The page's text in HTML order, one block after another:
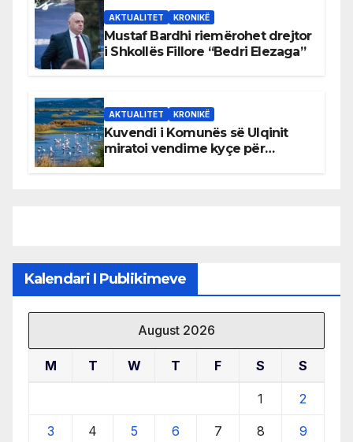
AKTUALITET KRONIKË
Mustaf Bardhi riemërohet drejtor
i Shkollës Fillore “Bedri Elezaga”
AKTUALITET KRONIKË
Kuvendi i Komunës së Ulqinit
miratoi vendime kyçe për
Kalendari I Publikimeve
August 2026
M T W T F S S
1 2
3 4 5 6 7 8 9